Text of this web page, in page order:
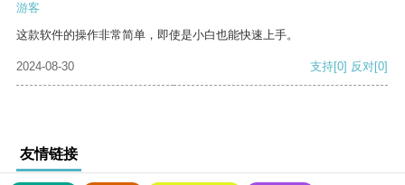
游客
这款软件的操作非常简单，即使是小白也能快速上手。
2024-08-30 支持[0] 反对[0]
友情链接